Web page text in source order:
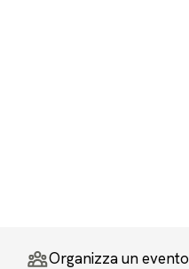
Organizza un evento